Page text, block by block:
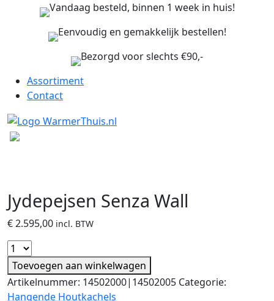
Vandaag besteld, binnen 1 week in huis!
Eenvoudig en gemakkelijk bestellen!
Bezorgd voor slechts €90,-
Assortiment
Contact
Jydepejsen Senza Wall
€2.595,00 incl. BTW
Toevoegen aan winkelwagen
Artikelnummer: 14502000|14502005 Categorie:
Hangende Houtkachels